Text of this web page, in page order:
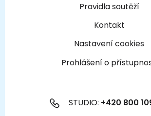
Pravidla soutěží
Kontakt
Nastavení cookies
Prohlášení o
STUDIO: +420 800